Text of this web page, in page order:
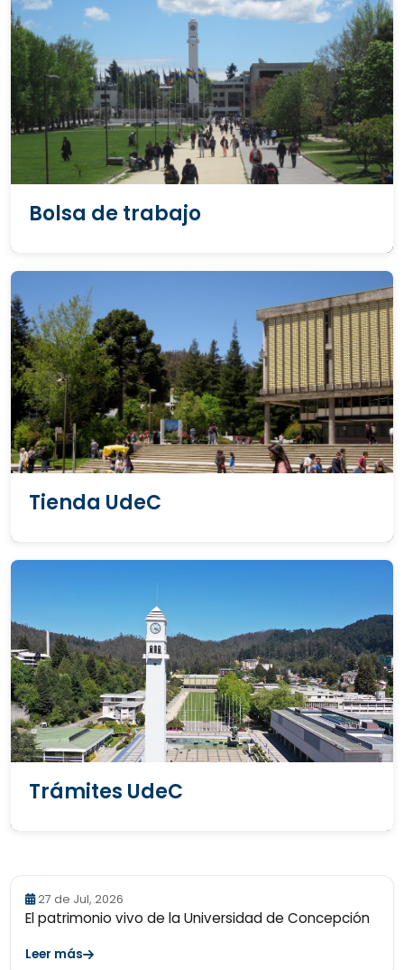
Bolsa de trabajo
Tienda UdeC
Trámites UdeC
27 de Jul, 2026
El patrimonio vivo de la Universidad de Concepción
Leer más